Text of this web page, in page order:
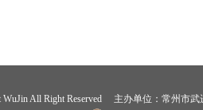
WuJin All Right Reserved 主办单位：常州